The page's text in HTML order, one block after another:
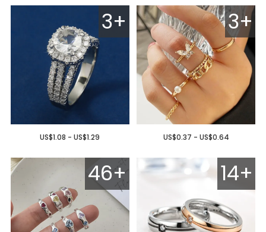
3+
US$1.08 - US$1.29
3+
US$0.37 - US$0.64
46+ 14+